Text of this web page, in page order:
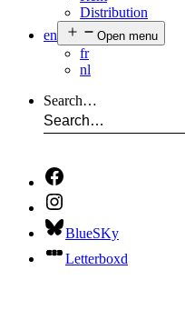
Distribution
en
Open menu
fr
nl
Search…
BlueSKy
Letterboxd